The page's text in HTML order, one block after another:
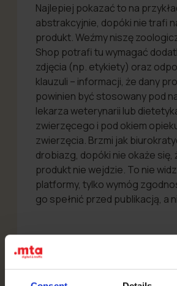
Najlepiej pokazać to na
abstrakcyjnie, dopóki nie trafi
produkt. Weźmy niszę
Shop potrafi tu wymagać
zdjęcia (np. etykiety) oraz
klauzuli – informacji, że dany
powinien być stosowany pod
lekarza weterynarii lub
zwierzęcego i pod okiem
zwierzęcia. Brzmi jak
drobiazg, dopóki nie okaże
produkt nie wejdzie. To nie
platformy, tylko wymóg
go spełnić przed publikacją, a
zgody, certyfikatu,